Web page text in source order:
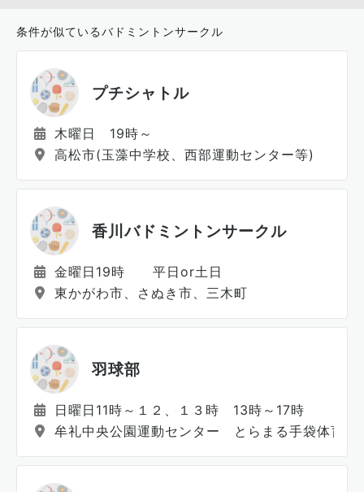
条件が似ているバドミントンサークル
プチシャトル
木曜日 19時～
高松市(玉藻中学校、西部運動センター等)
香川バドミントンサークル
金曜日19時 平日or土日
東かがわ市、さぬき市、三木町
羽球部
日曜日11時～１２、１３時 13時～17時
牟礼中央公園運動センター とらまる手袋体育